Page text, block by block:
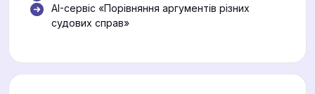
AI-сервіс «Порівняння аргументів різних
судових справ»